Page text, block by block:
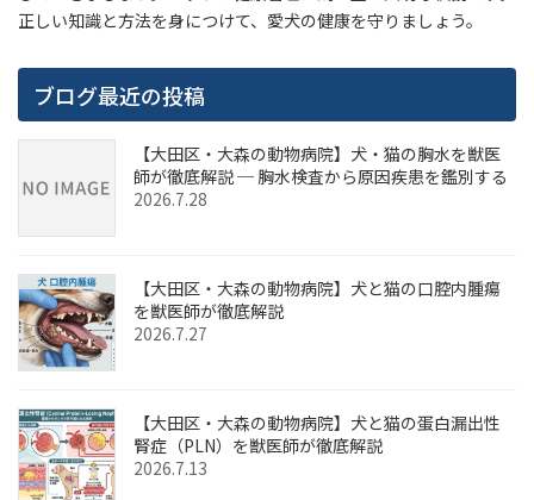
正しい知識と方法を身につけて、愛犬の健康を守りましょう。
ブログ最近の投稿
【大田区・大森の動物病院】犬・猫の胸水を獣医
師が徹底解説 ─ 胸水検査から原因疾患を鑑別する
2026.7.28
【大田区・大森の動物病院】犬と猫の口腔内腫瘍
を獣医師が徹底解説
2026.7.27
【大田区・大森の動物病院】犬と猫の蛋白漏出性
腎症（PLN）を獣医師が徹底解説
2026.7.13